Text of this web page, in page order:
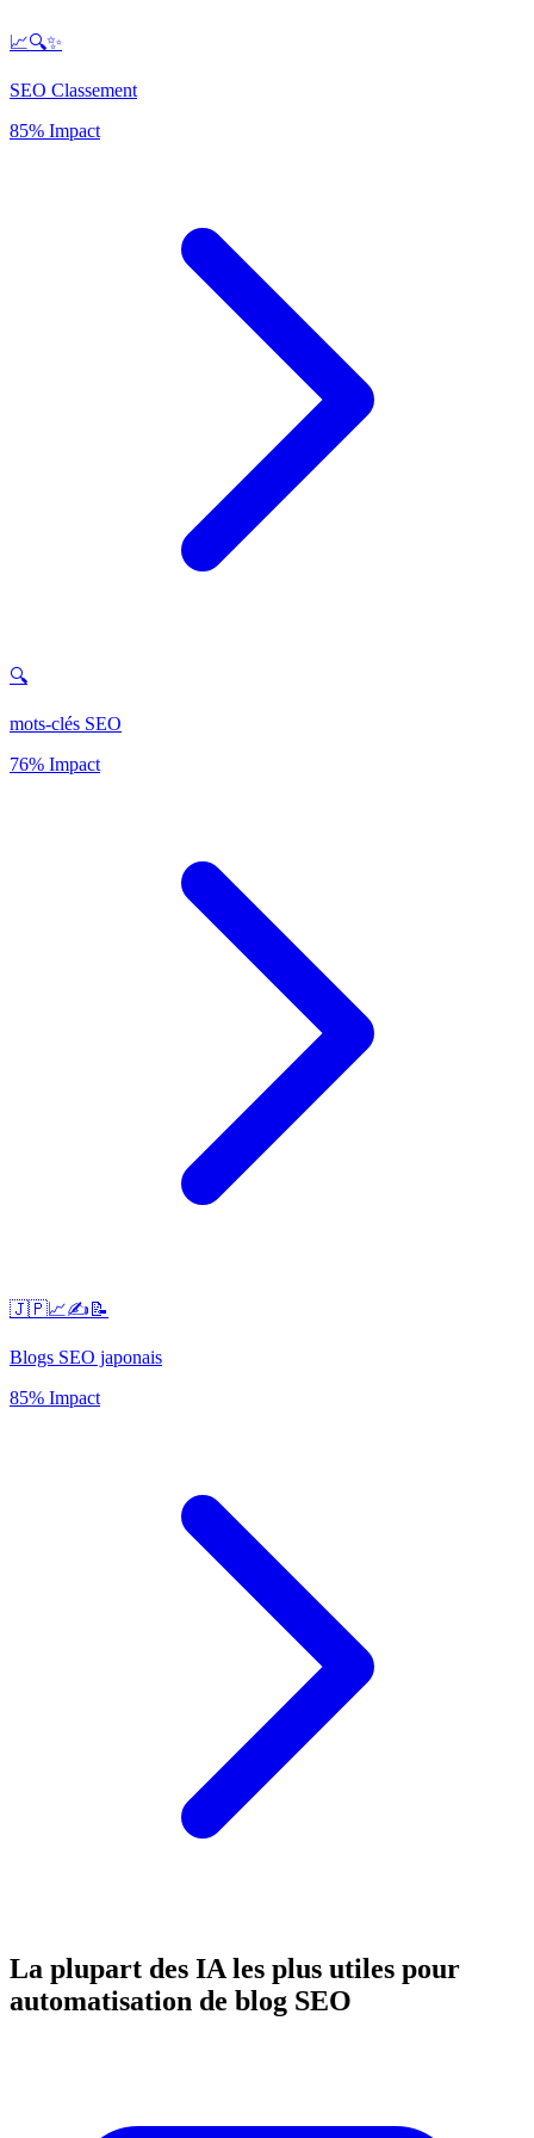
📈🔍✨
SEO Classement
85% Impact
🔍
mots-clés SEO
76% Impact
🇯🇵📈✍️📝
Blogs SEO japonais
85% Impact
La plupart des IA les plus utiles pour
automatisation de blog SEO